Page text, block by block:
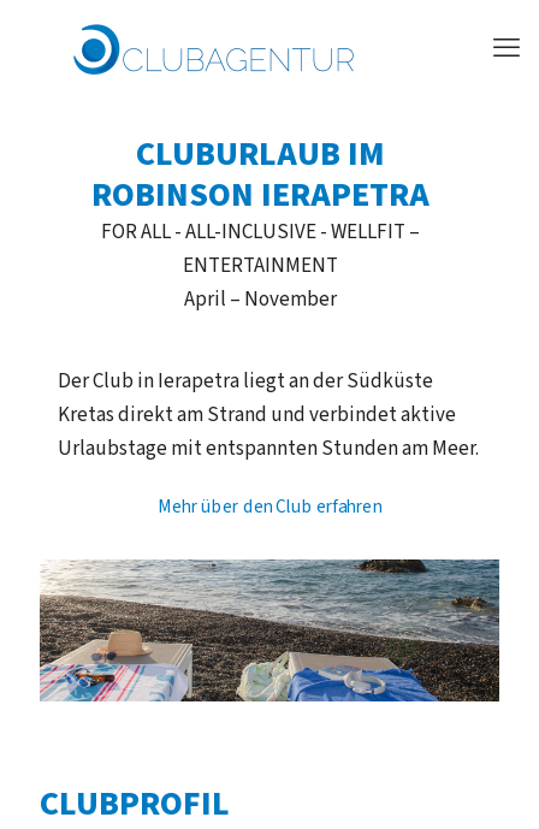
CLUBURLAUB IM
ROBINSON IERAPETRA
FOR ALL - ALL-INCLUSIVE - WELLFIT –
ENTERTAINMENT
April – November
Der Club in Ierapetra liegt an der Südküste
Kretas direkt am Strand und verbindet aktive
Urlaubstage mit entspannten Stunden am Meer.
Mehr über den Club erfahren
CLUBPROFIL